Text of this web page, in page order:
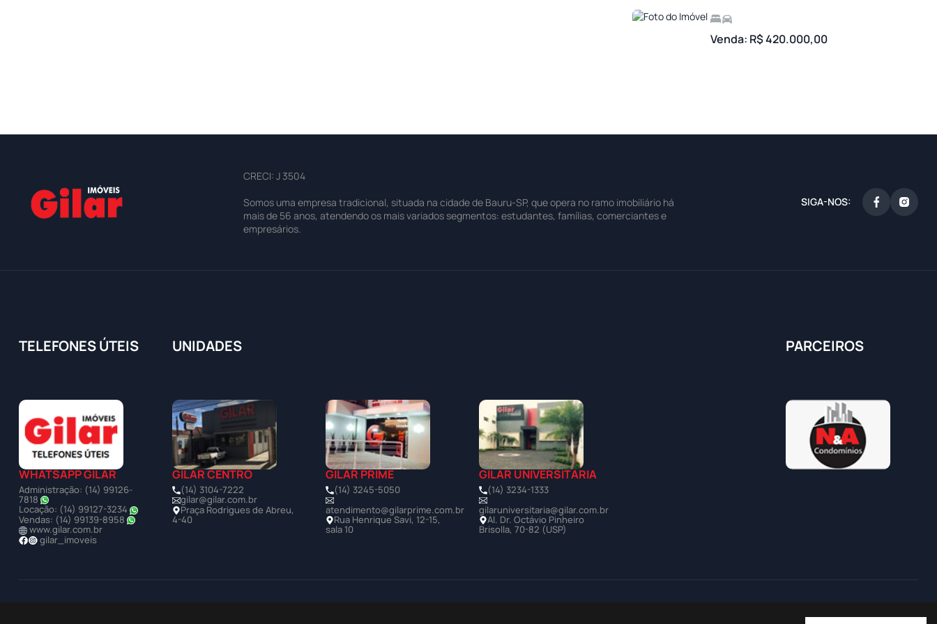
Venda: R$ 420.000,00
CRECI: J 3504
Somos uma empresa tradicional, situada na cidade de Bauru-SP, que opera no ramo imobiliário há
mais de 56 anos, atendendo os mais variados segmentos: estudantes, famílias, comerciantes e
empresários.
SIGA-NOS:
TELEFONES ÚTEIS UNIDADES PARCEIROS
WHATSAPP GILAR
Administração: (14) 99126-
7818
Locação: (14) 99127-3234
Vendas: (14) 99139-8958
www.gilar.com.br
gilar_imoveis
GILAR CENTRO
(14) 3104-7222
gilar@gilar.com.br
Praça Rodrigues de Abreu,
4-40
GILAR PRIME
(14) 3245-5050
atendimento@gilarprime.com.br
Rua Henrique Savi, 12-15,
sala 10
GILAR UNIVERSITÁRIA
(14) 3234-1333
gilaruniversitaria@gilar.com.br
Al. Dr. Octávio Pinheiro
Brisolla, 70-82 (USP)